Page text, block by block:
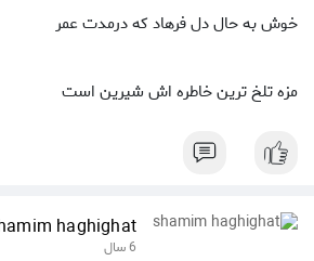
خوش به حال دل فرهاد که درمدت عمر
مزه تلخ ترین خاطره اش شیرین است
haghighat
6 سال